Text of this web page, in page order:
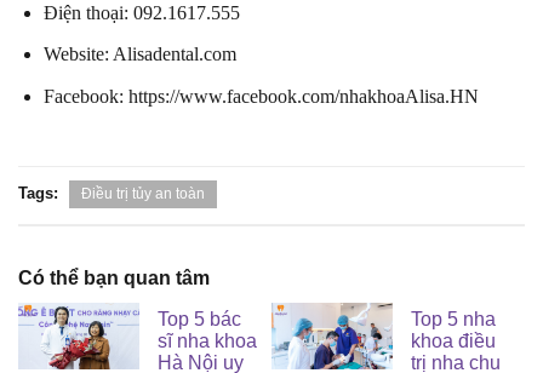
Điện thoại: 092.1617.555
Website: Alisadental.com
Facebook: https://www.facebook.com/nhakhoaAlisa.HN
Tags: Điều trị tủy an toàn
Có thể bạn quan tâm
Top 5 bác
sĩ nha khoa
Hà Nội uy
Top 5 nha
khoa điều
trị nha chu